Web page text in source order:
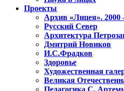
Проекты
Архив «Лицея». 2000
Русский Север
Архитектура
Дмитрий Новиков
И.С.Фрадков
Здоровье
Художественная
Великая